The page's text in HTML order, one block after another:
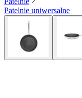
Patelnie uniwersalne